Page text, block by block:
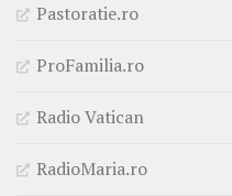
Pastoratie.ro
ProFamilia.ro
Radio Vatican
RadioMaria.ro